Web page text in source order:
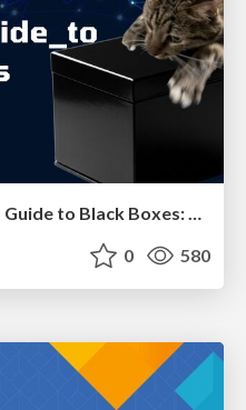
Jamie Indigo - Trashchat’s Guide to Black Boxes: Technical SEO Tactics for LLMs
0 580